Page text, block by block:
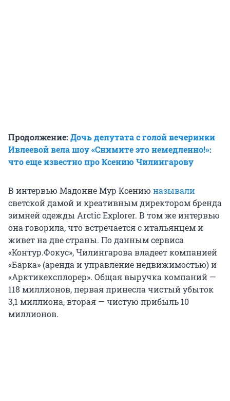
Продолжение: Дочь депутата с голой вечеринки
Ивлеевой вела шоу «Снимите это немедленно!»:
что еще известно про Ксению Чилингарову
В интервью Мадонне Мур Ксению называли
светской дамой и креативным директором бренда
зимней одежды Arctic Explorer. В том же интервью
она говорила, что встречается с итальянцем и
живет на две страны. По данным сервиса
«Контур.Фокус», Чилингарова владеет компанией
«Барка» (аренда и управление недвижимостью) и
«Арктикексплорер». Общая выручка компаний —
118 миллионов, первая принесла чистый убыток
3,1 миллиона, вторая — чистую прибыль 10
миллионов.